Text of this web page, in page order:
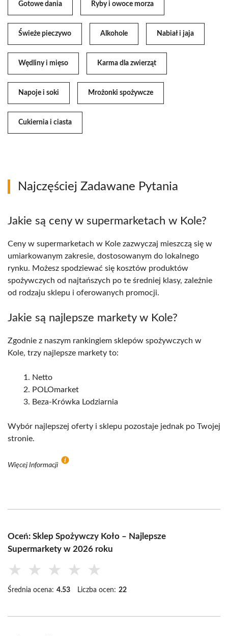
Gotowe dania Ryby i owoce morza
Świeże pieczywo Alkohole Nabiał i jaja
Wędliny i mięso Karma dla zwierząt
Napoje i soki Mrożonki spożywcze
Cukiernia i ciasta
Najczęściej Zadawane Pytania
Jakie są ceny w supermarketach w Kole?
Ceny w supermarketach w Kole zazwyczaj mieszczą się w
umiarkowanym zakresie, dostosowanym do lokalnego
rynku. Możesz spodziewać się kosztów produktów
spożywczych od najtańszych po te średniej klasy, zależnie
od rodzaju sklepu i oferowanych promocji.
Jakie są najlepsze markety w Kole?
Zgodnie z naszym rankingiem sklepów spożywczych w
Kole, trzy najlepsze markety to:
Netto
POLOmarket
Beza-Krówka Lodziarnia
Wybór najlepszej oferty i sklepu pozostaje jednak po Twojej
stronie.
Więcej Informacji
Oceń: Sklep Spożywczy Koło – Najlepsze
Supermarkety w 2026 roku
★ ★ ★ ★ ★
Średnia ocena: 4.53 Liczba ocen: 22